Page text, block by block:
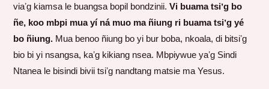
viaʼg kiamsa le buangsa bopil bondzinii.Vi buama tsiʼg bo
ñe, koo mbpi mua yí ná muo ma ñiung ri buama tsiʼg yé
bo ñiung. Mua benoo ñiung bo yi bur boba, nkoala, di bitsiʼg
bio bi yi nsangsa, kaʼg kikiang nsea. Mbpiywue yaʼg Sindi
Ntanea le bisindi bivii tsiʼg nandtang matsie ma Yesus.